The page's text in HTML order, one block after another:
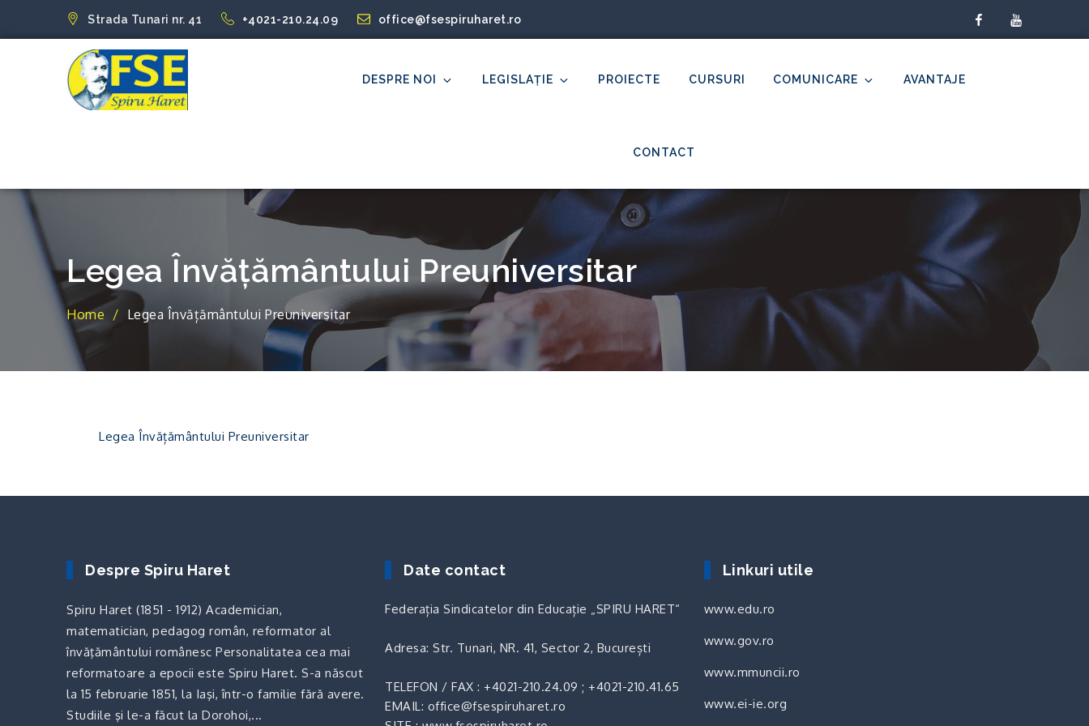
Strada Tunari nr. 41 +4021-210.24.09 office@fsespiruharet.ro facebookyoutube
FSE Spiru HaretDESPRE NOI LEGISLAȚIE PROIECTE CURSURI COMUNICARE AVANTAJE
CONTACT
Legea Învățământului Preuniversitar
Home Legea Învățământului Preuniversitar
Legea Învățământului Preuniversitar
Despre Spiru Haret
Spiru Haret (1851 - 1912) Academician,
matematician, pedagog român, reformator al
învăţământului românesc Personalitatea cea mai
reformatoare a epocii este Spiru Haret. S-a născut
la 15 februarie 1851, la Iaşi, într-o familie fără avere.
Studiile şi le-a făcut la Dorohoi,...
Date contact
Federația Sindicatelor din Educație „SPIRU HARET“
Adresa: Str. Tunari, NR. 41, Sector 2, București
TELEFON / FAX :+4021-210.24.09 ;+4021-210.41.65
EMAIL: office@fsespiruharet.ro
Linkuri utile
www.edu.ro
www.gov.ro
www.mmuncii.ro
www.ei-ie.org